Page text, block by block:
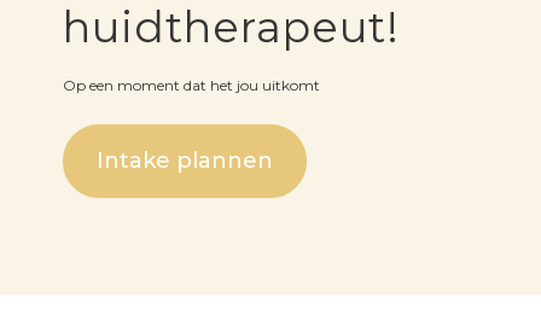
huidtherapeut!
Op een moment dat het jou uitkomt
Intake plannen